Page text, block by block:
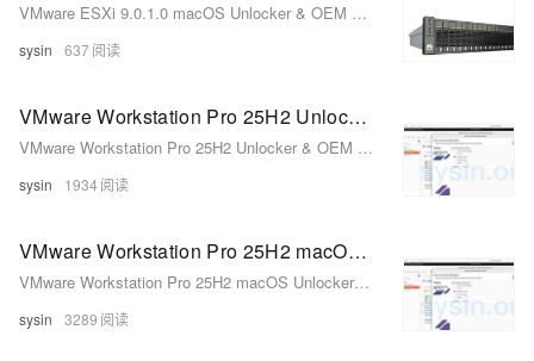
VMware ESXi 9.0.1.0 macOS Unlocker & OEM BIOS 2.7 Huawei 华为 定制版
sysin 637
VMware Workstation Pro 25H2 Unlocker & OEM BIOS 2.7 - 在 Windows 和 Linux 上运行 macOS Tahoe
VMware Workstation Pro 25H2 Unlocker & OEM BIOS 2.7 - 在 Windows 和 Linux 上运行 macOS Tahoe
sysin 1934
VMware Workstation Pro 25H2 macOS Unlocker & OEM BIOS 2.7 for Linux
VMware Workstation Pro 25H2 macOS Unlocker & OEM BIOS 2.7 for Linux
sysin 3289